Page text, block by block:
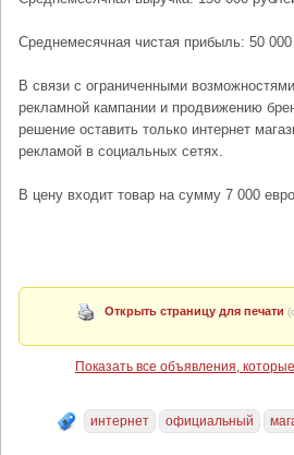
Среднемесячная чистая прибыль: 50 000
В связи с ограниченными
рекламной кампании и продвижению
решение оставить только интернет
рекламой в социальных сетях.
В цену входит товар на сумму 7 000
Открыть страницу для печати
Показать все объявления,
интернет официальный